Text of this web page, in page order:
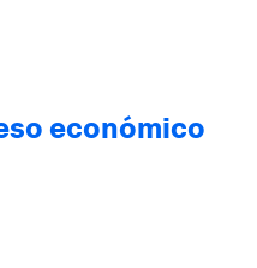
económico